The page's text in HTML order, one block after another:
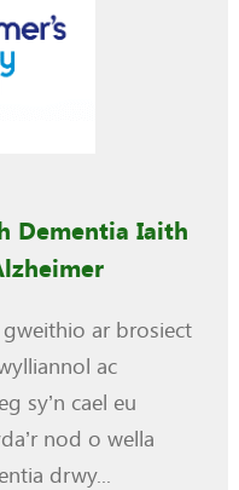
Dementia Iaith
gweithio ar brosiect
ac
sy’n cael eu
nod o wella
drwy...